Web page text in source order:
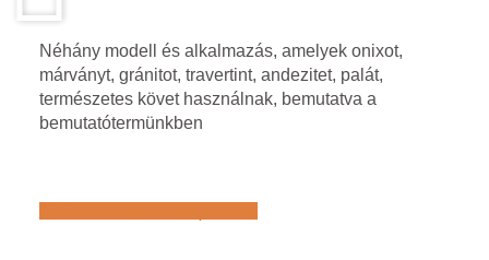
Néhány modell és alkalmazás, amelyek onixot,
márványt, gránitot, travertint, andezitet, palát,
természetes követ használnak, bemutatva a
bemutatótermünkben
Află mai multe despre noi